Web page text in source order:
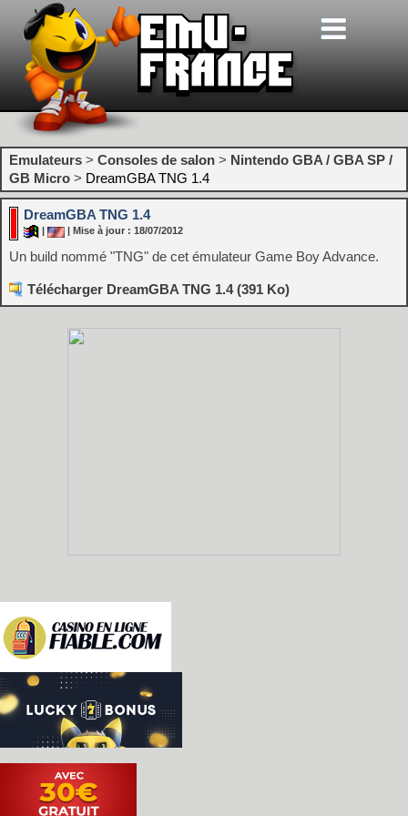
Emulateurs > Consoles de salon > Nintendo GBA / GBA SP /
GB Micro > DreamGBA TNG 1.4
DreamGBA TNG 1.4
| Mise à jour : 18/07/2012
Un build nommé "TNG" de cet émulateur Game Boy Advance.
Télécharger DreamGBA TNG 1.4 (391 Ko)